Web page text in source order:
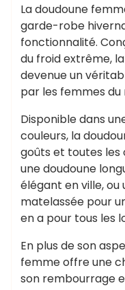
La doudoune
garde-robe
fonctionnalité.
du froid extrême,
devenue un
par les femmes
Disponible dans
couleurs, la
goûts et toutes les
une doudoune
élégant en ville,
matelassée pour
en a pour tous les
En plus de son
femme offre une
son rembourrage